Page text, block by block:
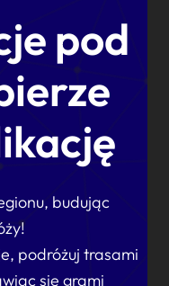
pod
budując
podróżuj trasami
się grami